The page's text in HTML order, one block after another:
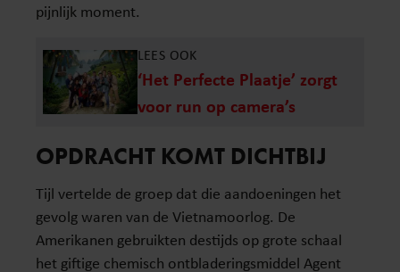
pijnlijk moment.
LEES OOK
‘Het Perfecte Plaatje’ zorgt
voor run op camera’s
OPDRACHT KOMT DICHTBIJ
Tijl vertelde de groep dat die aandoeningen het
gevolg waren van de Vietnamoorlog. De
Amerikanen gebruikten destijds op grote schaal
het giftige chemisch ontbladeringsmiddel Agent